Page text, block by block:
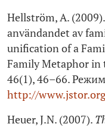
Hellström, A.
användandet av
unification of a
Family Metaphor in
46(1), 46–66.
http://
Heuer, J.N. (2007).